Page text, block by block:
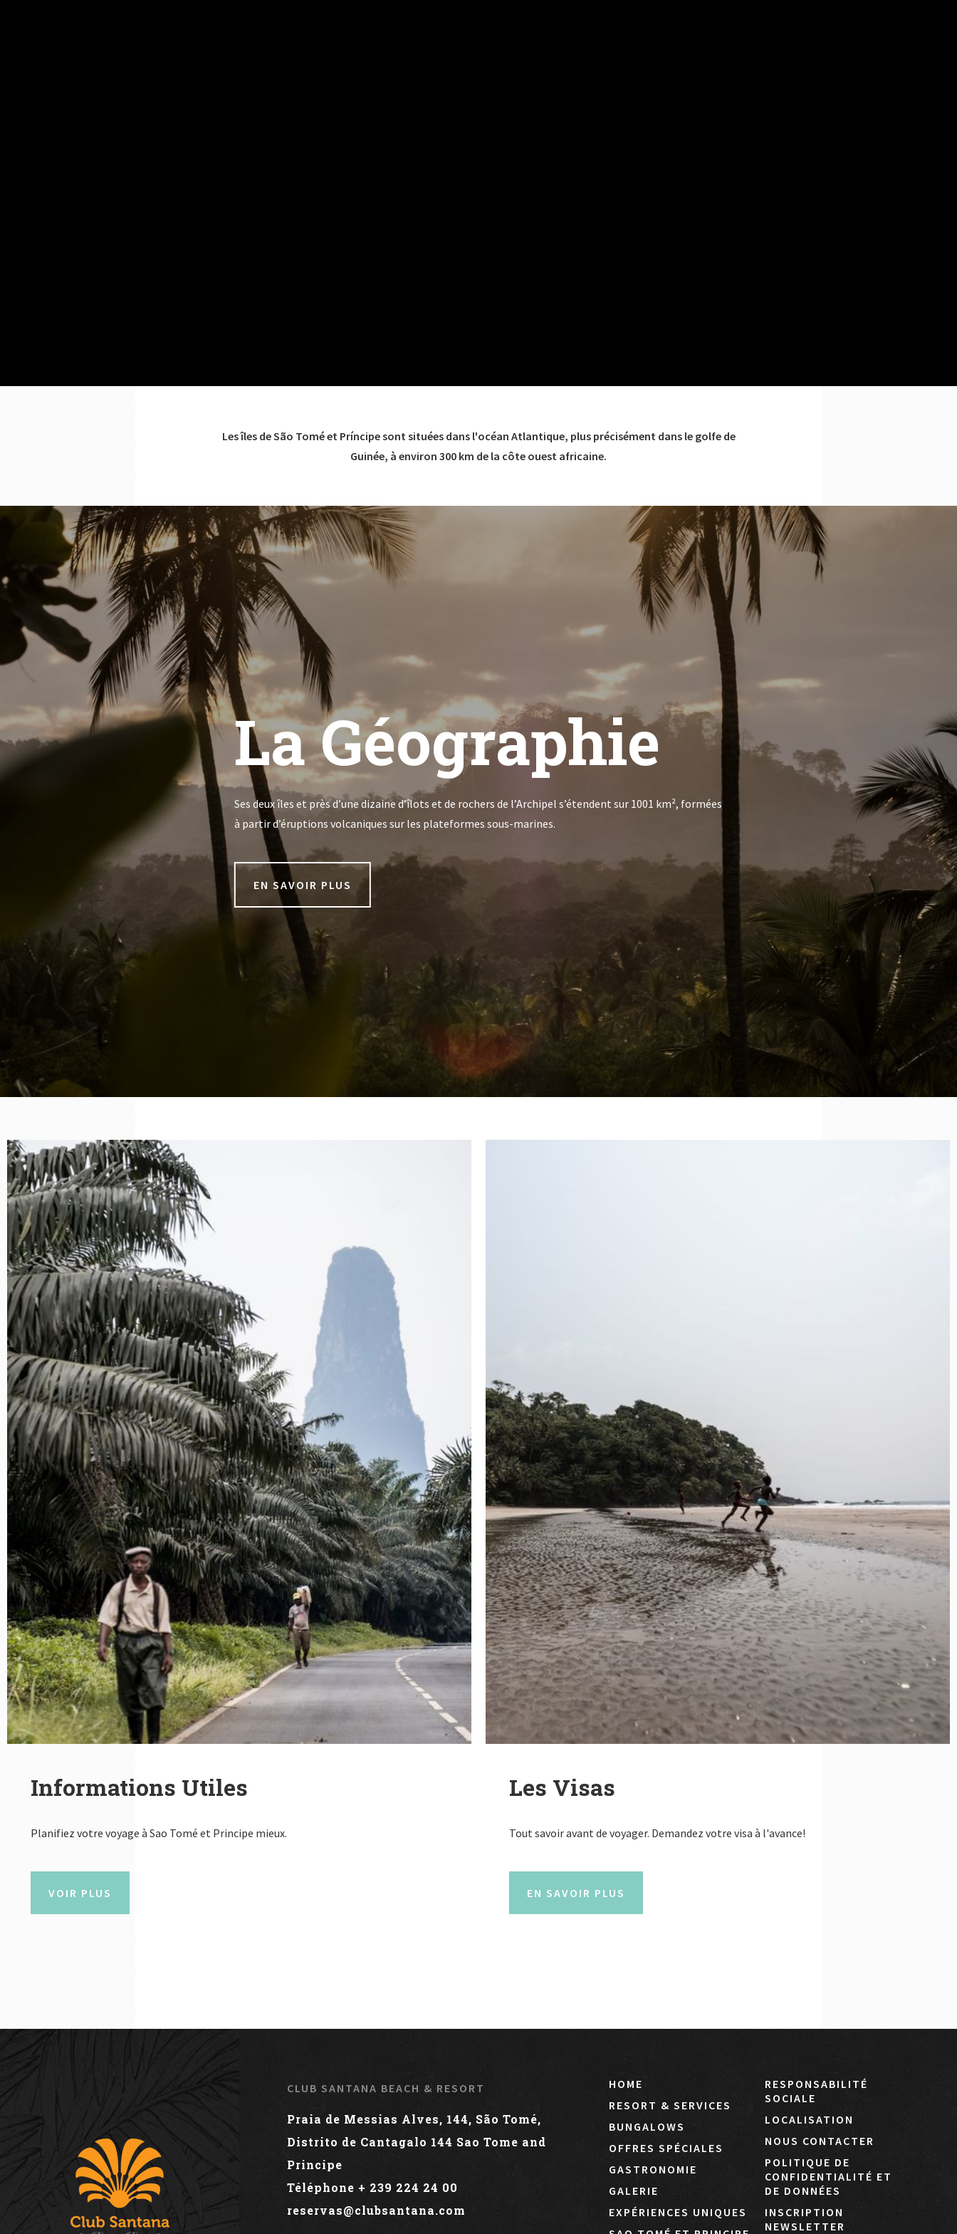
Les îles de São Tomé et Príncipe sont situées dans l'océan Atlantique, plus précisément dans le golfe de
Guinée, à environ 300 km de la côte ouest africaine.
La Géographie
Ses deux îles et près d’une dizaine d’îlots et de rochers de l’Archipel s’étendent sur 1001 km², formées
à partir d’éruptions volcaniques sur les plateformes sous-marines.
EN SAVOIR PLUS
Informations Utiles
Planifiez votre voyage à Sao Tomé et Principe mieux.
VOIR PLUS
Les Visas
Tout savoir avant de voyager. Demandez votre visa à l'avance!
EN SAVOIR PLUS
CLUB SANTANA BEACH & RESORT
Praia de Messias Alves, 144, São Tomé,
Distrito de Cantagalo 144 Sao Tome and
Principe
Téléphone + 239 224 24 00
reservas@clubsantana.com
HOME
RESORT & SERVICES
BUNGALOWS
OFFRES SPÉCIALES
GASTRONOMIE
GALERIE
EXPÉRIENCES UNIQUES
RESPONSABILITÉ
SOCIALE
LOCALISATION
NOUS CONTACTER
POLITIQUE DE
CONFIDENTIALITÉ ET
DE DONNÉES
INSCRIPTION
NEWSLETTER